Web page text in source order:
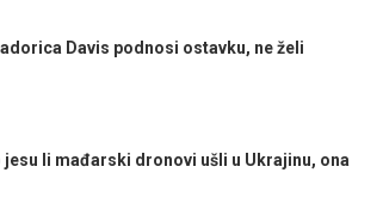
Davis podnosi ostavku, ne želi
jesu li mađarski dronovi ušli u Ukrajinu, ona